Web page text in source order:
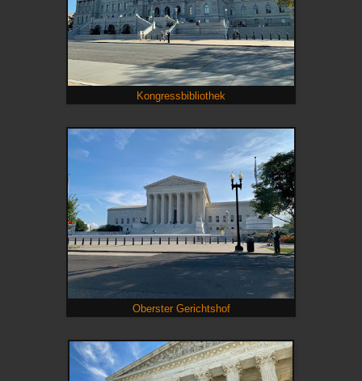
Kongressbibliothek
Oberster Gerichtshof